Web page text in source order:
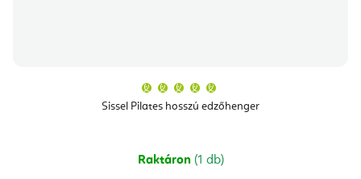
Sissel Pilates hosszú edzőhenger
átlagos
értékelése
csillag.
Raktáron (1 db)